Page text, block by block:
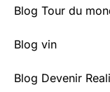
Blog Tour du
Blog vin
Blog Devenir